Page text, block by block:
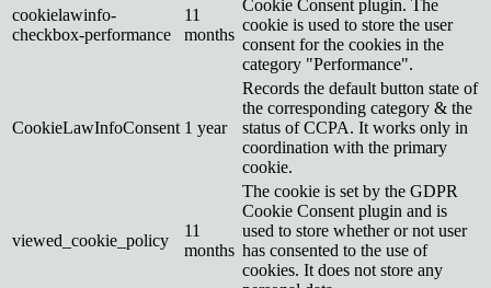
cookielawinfo-
checkbox-performance
11
months
Cookie Consent plugin. The
cookie is used to store the user
consent for the cookies in the
category "Performance".
CookieLawInfoConsent 1 year
Records the default button state of
the corresponding category & the
status of CCPA. It works only in
coordination with the primary
cookie.
viewed_cookie_policy
11
months
The cookie is set by the GDPR
Cookie Consent plugin and is
used to store whether or not user
has consented to the use of
cookies. It does not store any